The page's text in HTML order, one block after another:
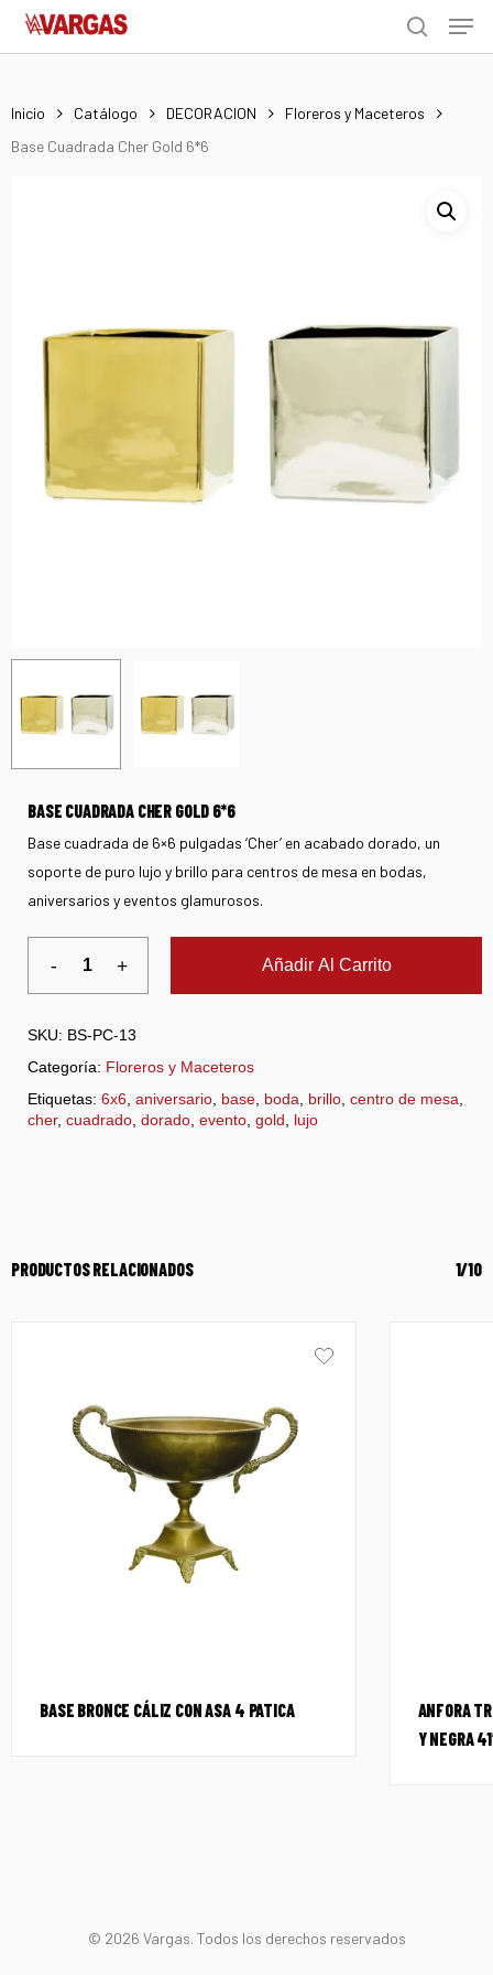
Skip
search
Menu
Inicio Catálogo DECORACION
Floreros y Maceteros
Base Cuadrada Cher Gold 6*6
BASE CUADRADA CHER GOLD 6*6
Base cuadrada de 6×6 pulgadas ‘Cher’ en acabado dorado, un
soporte de puro lujo y brillo para centros de mesa en bodas,
aniversarios y eventos glamurosos.
Añadir Al Carrito
SKU: BS-PC-13
Categoría: Floreros y Maceteros
Etiquetas: 6x6 aniversario base boda brillo centro de mesa
cher, cuadrado dorado evento gold lujo
PRODUCTOS RELACIONADOS 1/10
BASE BRONCE CÁLIZ CON ASA 4 PATICA
ANFORA
Y NEGRA
© 2026 Vargas. Todos los derechos reservados